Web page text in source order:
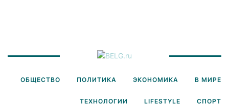
ОБЩЕСТВО ПОЛИТИКА ЭКОНОМИКА В МИРЕ
ТЕХНОЛОГИИ LIFESTYLE СПОРТ